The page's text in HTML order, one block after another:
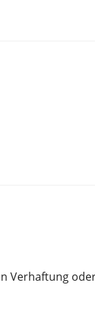
Verhaftung